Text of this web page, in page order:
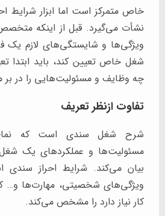
خاص متمرکز است اما ابزار شرایط
نشأت می‌گیرد. قبل از اینکه متخصص
ویژگی‌ها و شایستگی‌های لازم یک
شغل خاص تعیین کند، باید ابتدا
چه وظایف و مسئولیت‌هایی را در بر
تفاوت ازنظر تعریف
شرح شغل سندی است که
مسئولیت‌ها و عملکردهای یک
بیان می‌کند. شرایط احراز
ویژگی‌های شخصیتی، مهارت‌ها و…
کار نیاز دارد را مشخص می‌کند.